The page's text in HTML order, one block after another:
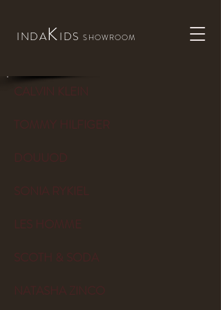
INDAKIDSSHOWROOM
CALVIN KLEIN
TOMMY HILFIGER
DOUUOD
SONIA RYKIEL
LES HOMME
SCOTH & SODA
NATASHA ZINCO